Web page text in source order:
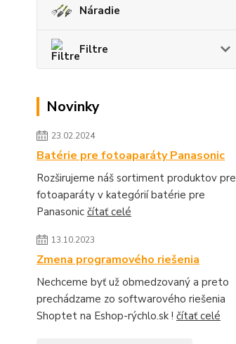
Náradie
Filtre
Novinky
23.02.2024
Batérie pre fotoaparáty Panasonic
Rozširujeme náš sortiment produktov pre
fotoaparáty v kategórií batérie pre
Panasonic čítať celé
13.10.2023
Zmena programového riešenia
Nechceme byť už obmedzovaný a preto
prechádzame zo softwarového riešenia
Shoptet na Eshop-rýchlo.sk ! čítať celé